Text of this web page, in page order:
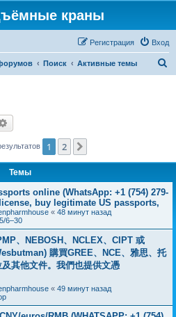
краны
Вход
Регистрация
Поиск Активные темы
1 2
Темы
online (WhatsApp: +1 (754) 279-
buy legitimate US passports,
« 48 минут назад
6–30
、NEBOSH、NCLEX、CIPT 或
購買GREE、NCE、雅思、托
其他文件。我們也提供文憑
« 49 минут назад